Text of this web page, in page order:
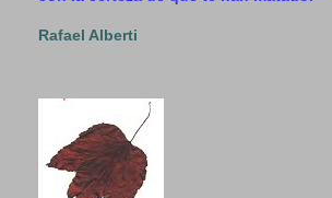
Rafael Alberti